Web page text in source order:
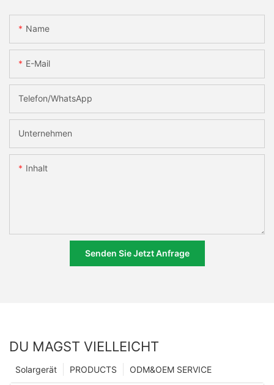
Name
E-Mail
Telefon/WhatsApp
Unternehmen
Inhalt
Senden Sie Jetzt Anfrage
DU MAGST VIELLEICHT
ODM&OEM SERVICE
PRODUCTS
Solargerät